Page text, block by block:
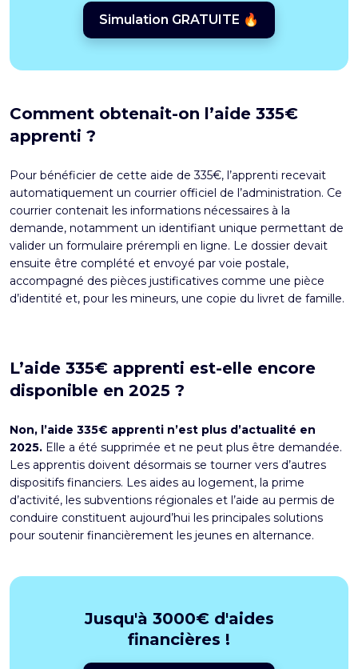
Simulation GRATUITE 🔥
Comment obtenait-on l’aide 335€
apprenti ?
Pour bénéficier de cette aide de 335€, l’apprenti recevait
automatiquement un courrier officiel de l’administration. Ce
courrier contenait les informations nécessaires à la
demande, notamment un identifiant unique permettant de
valider un formulaire prérempli en ligne. Le dossier devait
ensuite être complété et envoyé par voie postale,
accompagné des pièces justificatives comme une pièce
d’identité et, pour les mineurs, une copie du livret de famille.
L’aide 335€ apprenti est-elle encore
disponible en 2025 ?
Non, l’aide 335€ apprenti n’est plus d’actualité en
2025. Elle a été supprimée et ne peut plus être demandée.
Les apprentis doivent désormais se tourner vers d’autres
dispositifs financiers. Les aides au logement, la prime
d’activité, les subventions régionales et l’aide au permis de
conduire constituent aujourd’hui les principales solutions
pour soutenir financièrement les jeunes en alternance.
Jusqu'à 3000€ d'aides
financières !